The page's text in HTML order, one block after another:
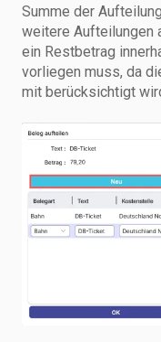
Summe der
weitere Aufteilungen
ein Restbetrag
vorliegen muss, da
mit berücksichtigt